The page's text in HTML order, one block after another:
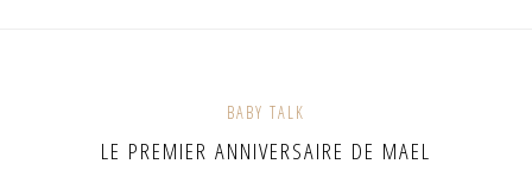
BABY TALK
LE PREMIER ANNIVERSAIRE DE MAEL